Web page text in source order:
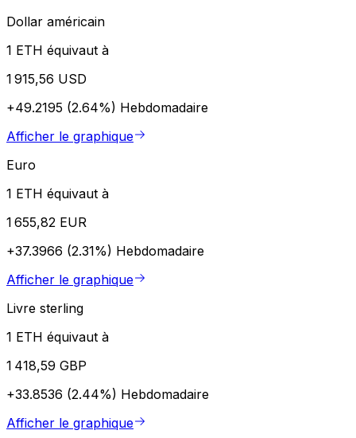
Dollar américain
1 ETH équivaut à
1 915,56 USD
+49.2195 (2.64%) Hebdomadaire
Afficher le graphique
Euro
1 ETH équivaut à
1 655,82 EUR
+37.3966 (2.31%) Hebdomadaire
Afficher le graphique
Livre sterling
1 ETH équivaut à
1 418,59 GBP
+33.8536 (2.44%) Hebdomadaire
Afficher le graphique